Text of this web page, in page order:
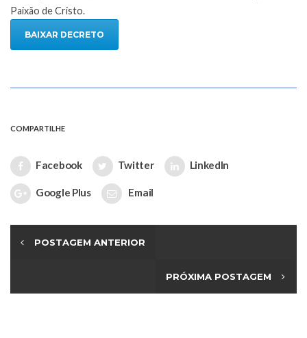
Paixão de Cristo.
BAIXAR DECRETO
COMPARTILHE
Facebook Twitter LinkedIn
Google Plus Email
POSTAGEM ANTERIOR
PRÓXIMA POSTAGEM